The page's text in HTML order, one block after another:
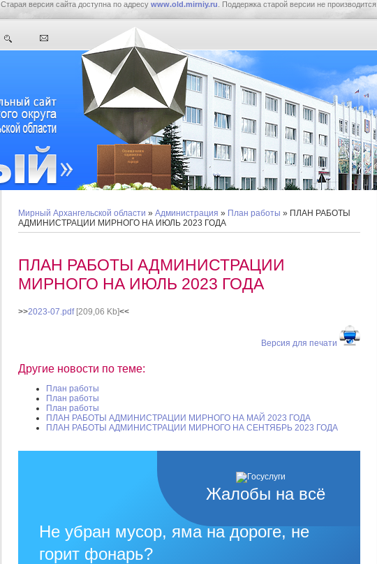
Старая версия сайта доступна по адресу www.old.mirniy.ru . Поддержка старой версии не производится.
Мирный Архангельской области » Администрация » План работы » ПЛАН РАБОТЫ
АДМИНИСТРАЦИИ МИРНОГО НА ИЮЛЬ 2023 ГОДА
ПЛАН РАБОТЫ АДМИНИСТРАЦИИ
МИРНОГО НА ИЮЛЬ 2023 ГОДА
>>2023-07.pdf[209,06 Kb]<<
Версия для печати
Другие новости по теме:
План работы
План работы
План работы
ПЛАН РАБОТЫ АДМИНИСТРАЦИИ МИРНОГО НА МАЙ 2023 ГОДА
ПЛАН РАБОТЫ АДМИНИСТРАЦИИ МИРНОГО НА СЕНТЯБРЬ 2023 ГОДА
Жалобы на всё
Не убран мусор, яма на дороге, не
горит фонарь?